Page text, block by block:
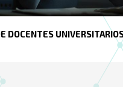
DOCENTES